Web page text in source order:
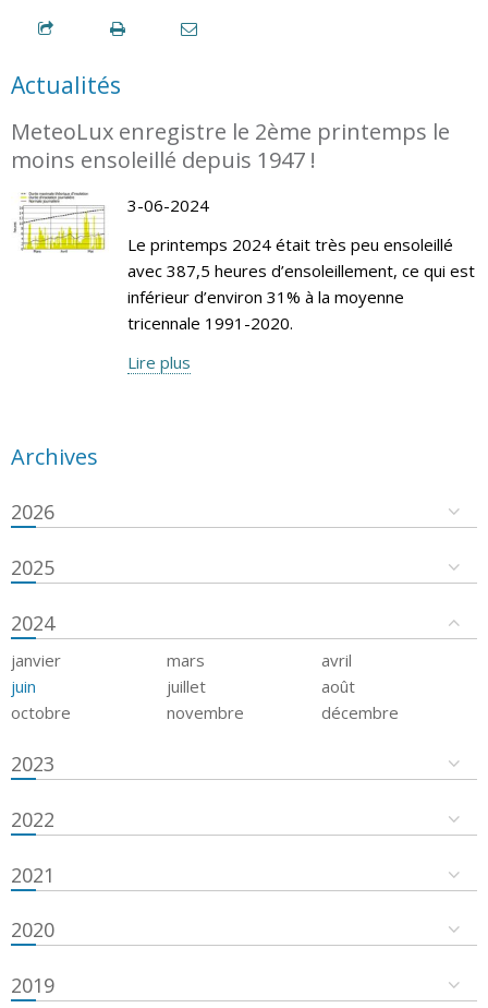
Actualités
MeteoLux enregistre le 2ème printemps le
moins ensoleillé depuis 1947 !
3-06-2024
Le printemps 2024 était très peu ensoleillé
avec 387,5 heures d’ensoleillement, ce qui est
inférieur d’environ 31% à la moyenne
tricennale 1991-2020.
Lire plus
Archives
2026
2025
2024
janvier mars
avril
juin
juillet
août
octobre
novembre décembre
2023
2022
2021
2020
2019